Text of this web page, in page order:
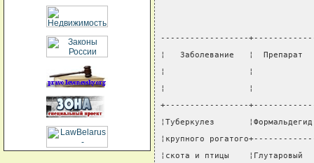
------------------
¦   Заболевание   ¦  Препарат
¦                 ¦
¦                 ¦             ¦
+-----------------
¦Туберкулез
¦крупного
¦скота и птицы